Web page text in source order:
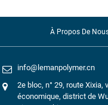
À Propos De
info@lemanpolymer.cn
2e bloc, n° 29, route Xixia,
économique, district de